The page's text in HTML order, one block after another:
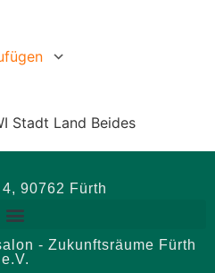
Stadt Land Beides
90762 Fürth
- Zukunftsräume Fürth
e.V.